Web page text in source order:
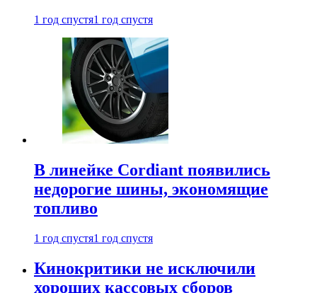
1 год спустя1 год спустя
В линейке Cordiant появились
недорогие шины, экономящие
топливо
1 год спустя1 год спустя
Кинокритики не исключили
хороших кассовых сборов